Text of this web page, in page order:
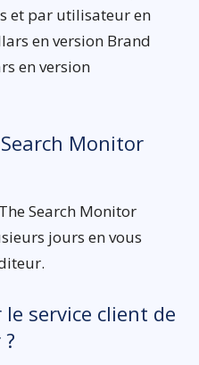
et par utilisateur en
en version Brand
en version
Monitor
Search Monitor
jours en vous
service client de